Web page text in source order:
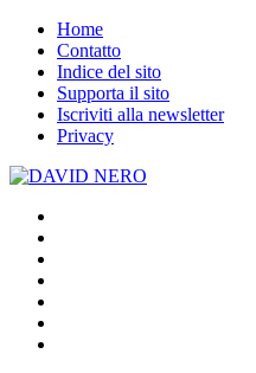
Home
Contatto
Indice del sito
Supporta il sito
Iscriviti alla newsletter
Privacy